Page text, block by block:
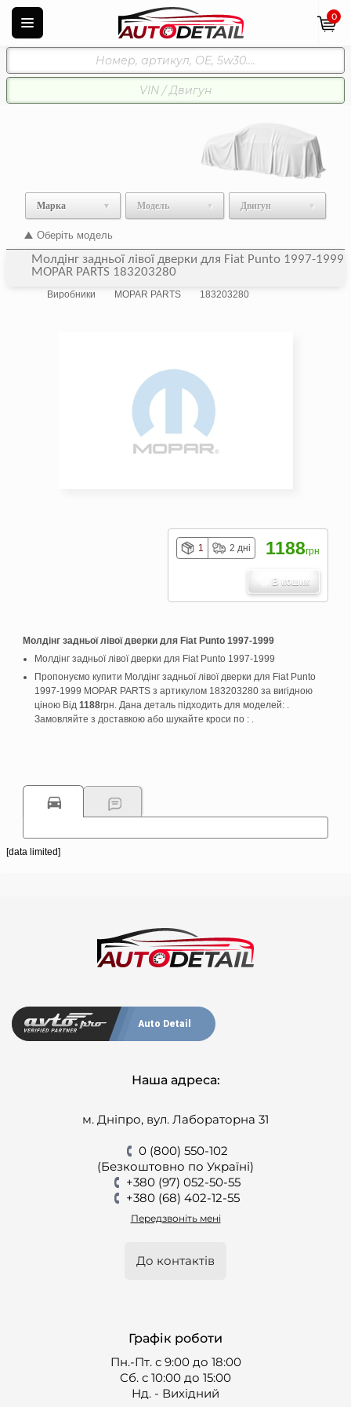
0
Марка Модель Двигун
Оберіть модель
Молдінг задньої лівої дверки для Fiat Punto 1997-1999
MOPAR PARTS 183203280
Виробники MOPAR PARTS 183203280
Молдінг задньої лівої дверки для Fiat Punto 1997-1999
Молдінг задньої лівої дверки для Fiat Punto 1997-1999
Пропонуємо купити Молдінг задньої лівої дверки для Fiat Punto
1997-1999 MOPAR PARTS з артикулом 183203280 за вигідною
ціною Від 1188грн. Дана деталь підходить для моделей: .
Замовляйте з доставкою або шукайте кроси по : .
1 2 дні 1188грн
В кошик
[data limited]
Auto Detail
Наша адреса:
м. Дніпро, вул. Лабораторна 31
0 (800) 550-102
(Безкоштовно по Україні)
+380 (97) 052-50-55
+380 (68) 402-12-55
Передзвоніть мені
До контактів
Графік роботи
Пн.-Пт. с 9:00 до 18:00
Cб. с 10:00 до 15:00
Нд. - Вихідний